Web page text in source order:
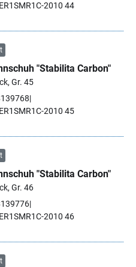
2010 44
"Stabilita Carbon"
Gr. 45
2010 45
"Stabilita Carbon"
Gr. 46
2010 46